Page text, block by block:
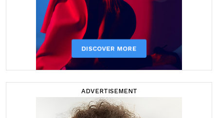
ADVERTISEMENT